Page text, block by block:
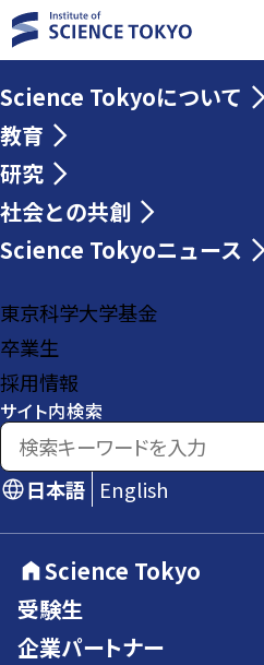
Science Tokyoについて
教育
研究
社会との共創
Science Tokyoニュース
東京科学大学基金
卒業生
採用情報
サイト内検索
日本語 English
Science Tokyo
受験生
企業パートナー